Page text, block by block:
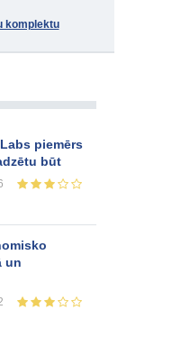
komplektu
piemērs
būt
un